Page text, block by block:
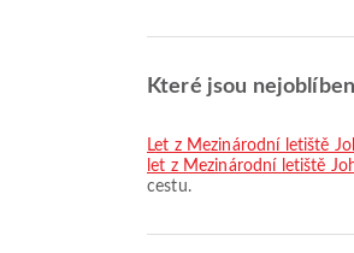
Které jsou
let z Mezinárodní letiště
let z Mezinárodní letiště
cestu.